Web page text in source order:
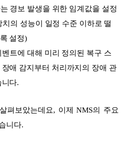
경보 발생을 위한 임계값을 설정
의 성능이 일정 수준 이하로 떨
설정)
벤트에 대해 미리 정의된 복구 스
애 감지부터 처리까지의 장애 관
다.
펴보았는데요, 이제 NMS의 주요
니다.